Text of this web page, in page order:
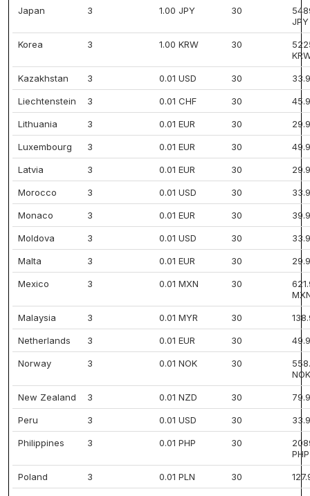
Japan 3 1.00 JPY 30
JPY
Korea 3 1.00 KRW 30
Kazakhstan 3 0.01 USD 30
Liechtenstein 3 0.01 CHF 30
Lithuania 3 0.01 EUR 30
Luxembourg 3 0.01 EUR 30
Latvia 3 0.01 EUR 30
Morocco 3 0.01 USD 30
Monaco 3 0.01 EUR 30
Moldova 3 0.01 USD 30
Malta 3 0.01 EUR 30
Mexico 3 0.01 MXN 30
Malaysia 3 0.01 MYR 30
Netherlands 3 0.01 EUR 30
Norway 3 0.01 NOK 30
NOK
New Zealand 3 0.01 NZD 30
Peru 3 0.01 USD 30
Philippines 3 0.01 PHP 30
PHP
Poland 3 0.01 PLN 30